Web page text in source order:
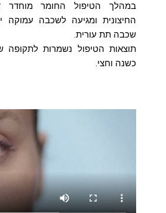
במהלך הטיפול החומר
החיצונית ומגיעה לשכבה עמוקה
שכבה תת עורית.
תוצאות הטיפול נשמרות
כשנה וחצי.